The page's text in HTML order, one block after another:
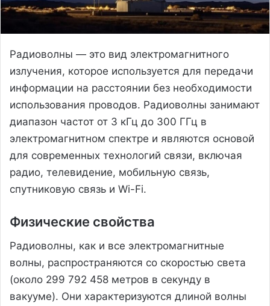
Радиоволны — это вид электромагнитного
излучения, которое используется для передачи
информации на расстоянии без необходимости
использования проводов. Радиоволны занимают
диапазон частот от 3 кГц до 300 ГГц в
электромагнитном спектре и являются основой
для современных технологий связи, включая
радио, телевидение, мобильную связь,
спутниковую связь и Wi-Fi.
Физические свойства
Радиоволны, как и все электромагнитные
волны, распространяются со скоростью света
(около 299 792 458 метров в секунду в
вакууме). Они характеризуются длиной волны